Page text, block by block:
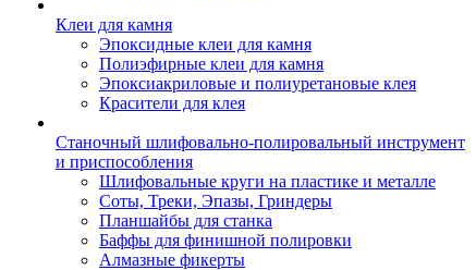
Клеи для камня
Эпоксидные клеи для камня
Полиэфирные клеи для камня
Эпоксиакриловые и полиуретановые клея
Красители для клея
Станочный шлифовально-полировальный инструмент
и приспособления
Шлифовальные круги на пластике и металле
Соты, Треки, Эпазы, Гриндеры
Планшайбы для станка
Баффы для финишной полировки
Алмазные фикерты